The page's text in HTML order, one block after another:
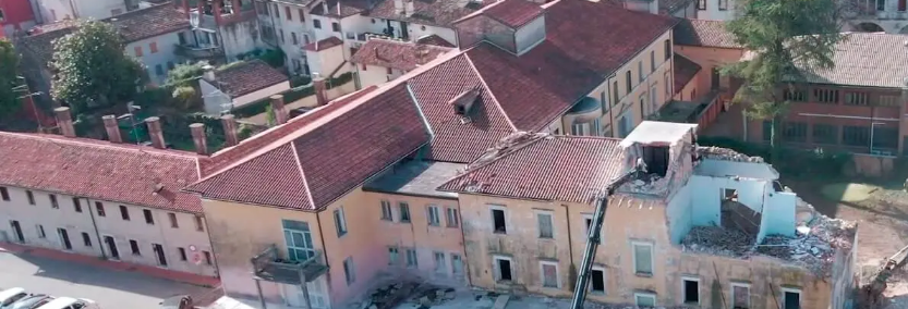
Chi Siamo Lavori svolti Tecnologie Parco Macchine